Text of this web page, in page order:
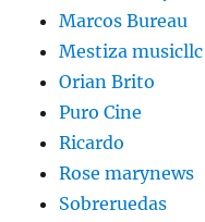
Marcos Bureau
Mestiza musicllc
Orian Brito
Puro Cine
Ricardo
Rose marynews
Sobreruedas